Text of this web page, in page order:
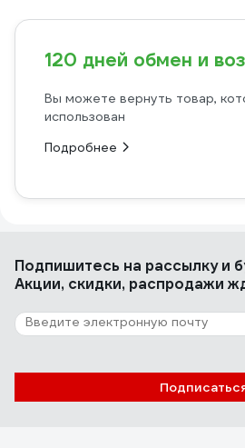
120 дней обмен и
Вы можете вернуть товар,
использован
Подробнее
Подпишитесь на рассылкуи
Акции, скидки, распродажи